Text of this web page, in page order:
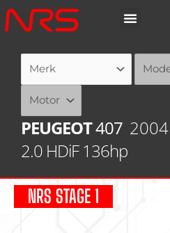
Ga
naar
PEUGEOT407
2.0 HDiF 136hp
NRS STAGE 1